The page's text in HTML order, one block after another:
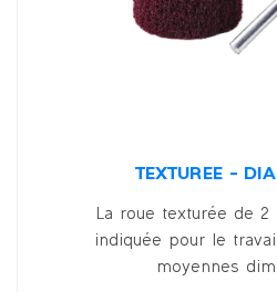
TEXTURÉE –
La roue texturée de 2
indiquée pour le
moyennes